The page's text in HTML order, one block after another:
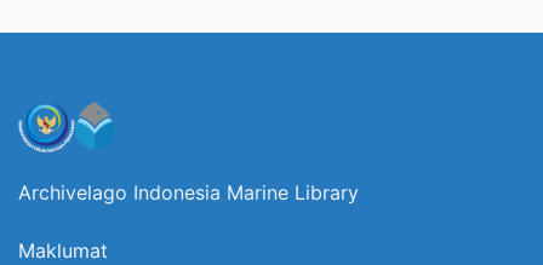
Archivelago Indonesia Marine Library
Maklumat